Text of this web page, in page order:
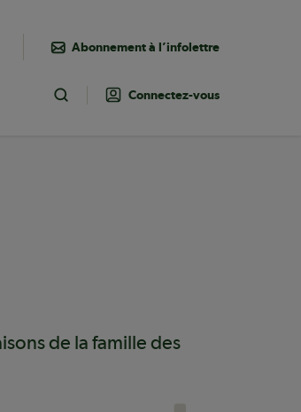
Abonnement à l’infolettre
Toggle Search
Connectez-vous
de la famille des